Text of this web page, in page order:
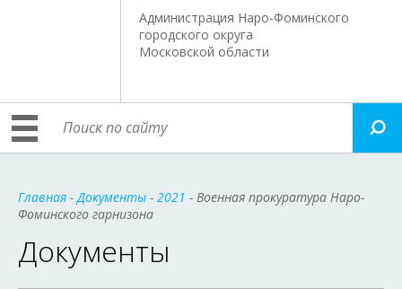
Администрация Наро-Фоминского
городского округа
Московской области
Главная -Документы - 2021 - Военная прокуратура Наро-
Фоминского гарнизона
Документы